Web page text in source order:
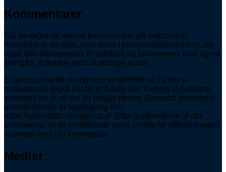
Kommentarer
Når besøgende skriver kommentarer på webstedet,
indsamler vi de data, som vises i kommentarformularen, og
også den besøgendes IP-adresse og browserens user agent
string for at hjælpe med at opdage spam.
En anonymiseret streng som er oprettet ud fra din e-
mailadresse (også kaldet et hash), kan leveres til Gravatar
tjenesten for at se om du bruger denne. Gravatar tjenestens
privatlivspolitik er tilgængelig her:
https://automattic.com/privacy/. Efter godkendelse af din
kommentar, vil dit profilbillede være synligt for offentligheden
sammen med din kommentar.
Medier